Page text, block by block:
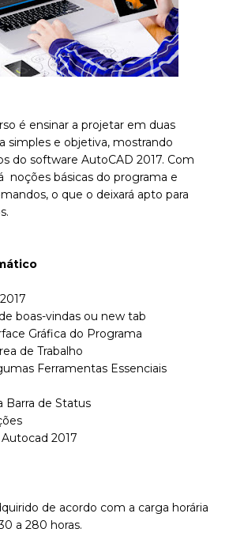
é ensinar a projetar em duas
simples e objetiva, mostrando
do software AutoCAD 2017. Com
noções básicas do programa e
o que o deixará apto para
boas-vindas ou new tab
Gráfica do Programa
de Trabalho
Ferramentas Essenciais
Barra de Status
2017
de acordo com a carga horária
a 280 horas.